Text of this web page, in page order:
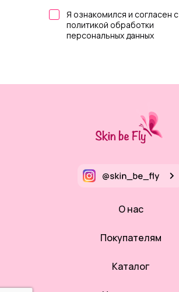
Я ознакомился и согласен с
политикой обработки
персональных данных
О нас
Покупателям
Каталог